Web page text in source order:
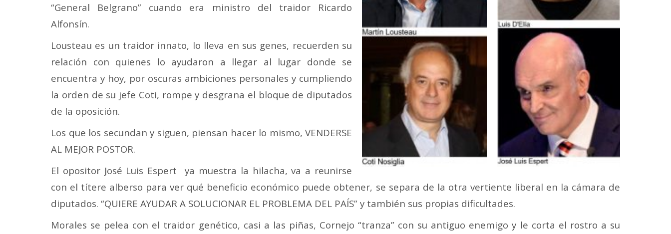
“General Belgrano” cuando era ministro del traidor Ricardo
Alfonsín.
Lousteau es un traidor innato, lo lleva en sus genes, recuerden su
relación con quienes lo ayudaron a llegar al lugar donde se
encuentra y hoy, por oscuras ambiciones personales y cumpliendo
la orden de su jefe Coti, rompe y desgrana el bloque de diputados
de la oposición.
Los que los secundan y siguen, piensan hacer lo mismo, VENDERSE
AL MEJOR POSTOR.
El opositor José Luis Espert ya muestra la hilacha, va a reunirse
con el títere alberso para ver qué beneficio económico puede obtener, se separa de la otra vertiente liberal en la cámara de
diputados. “QUIERE AYUDAR A SOLUCIONAR EL PROBLEMA DEL PAÍS” y también sus propias dificultades.
Morales se pelea con el traidor genético, casi a las piñas, Cornejo “tranza” con su antiguo enemigo y le corta el rostro a su